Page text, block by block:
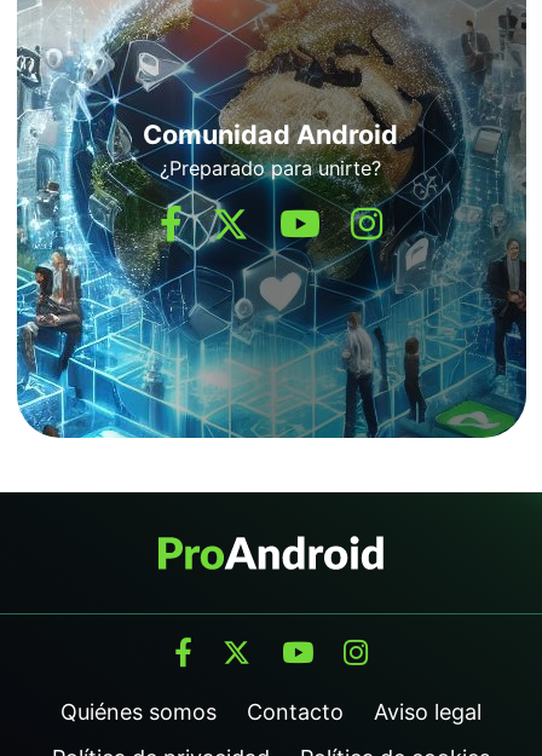
Comunidad Android
¿Preparado para unirte?
Quiénes somos Contacto
Aviso legal